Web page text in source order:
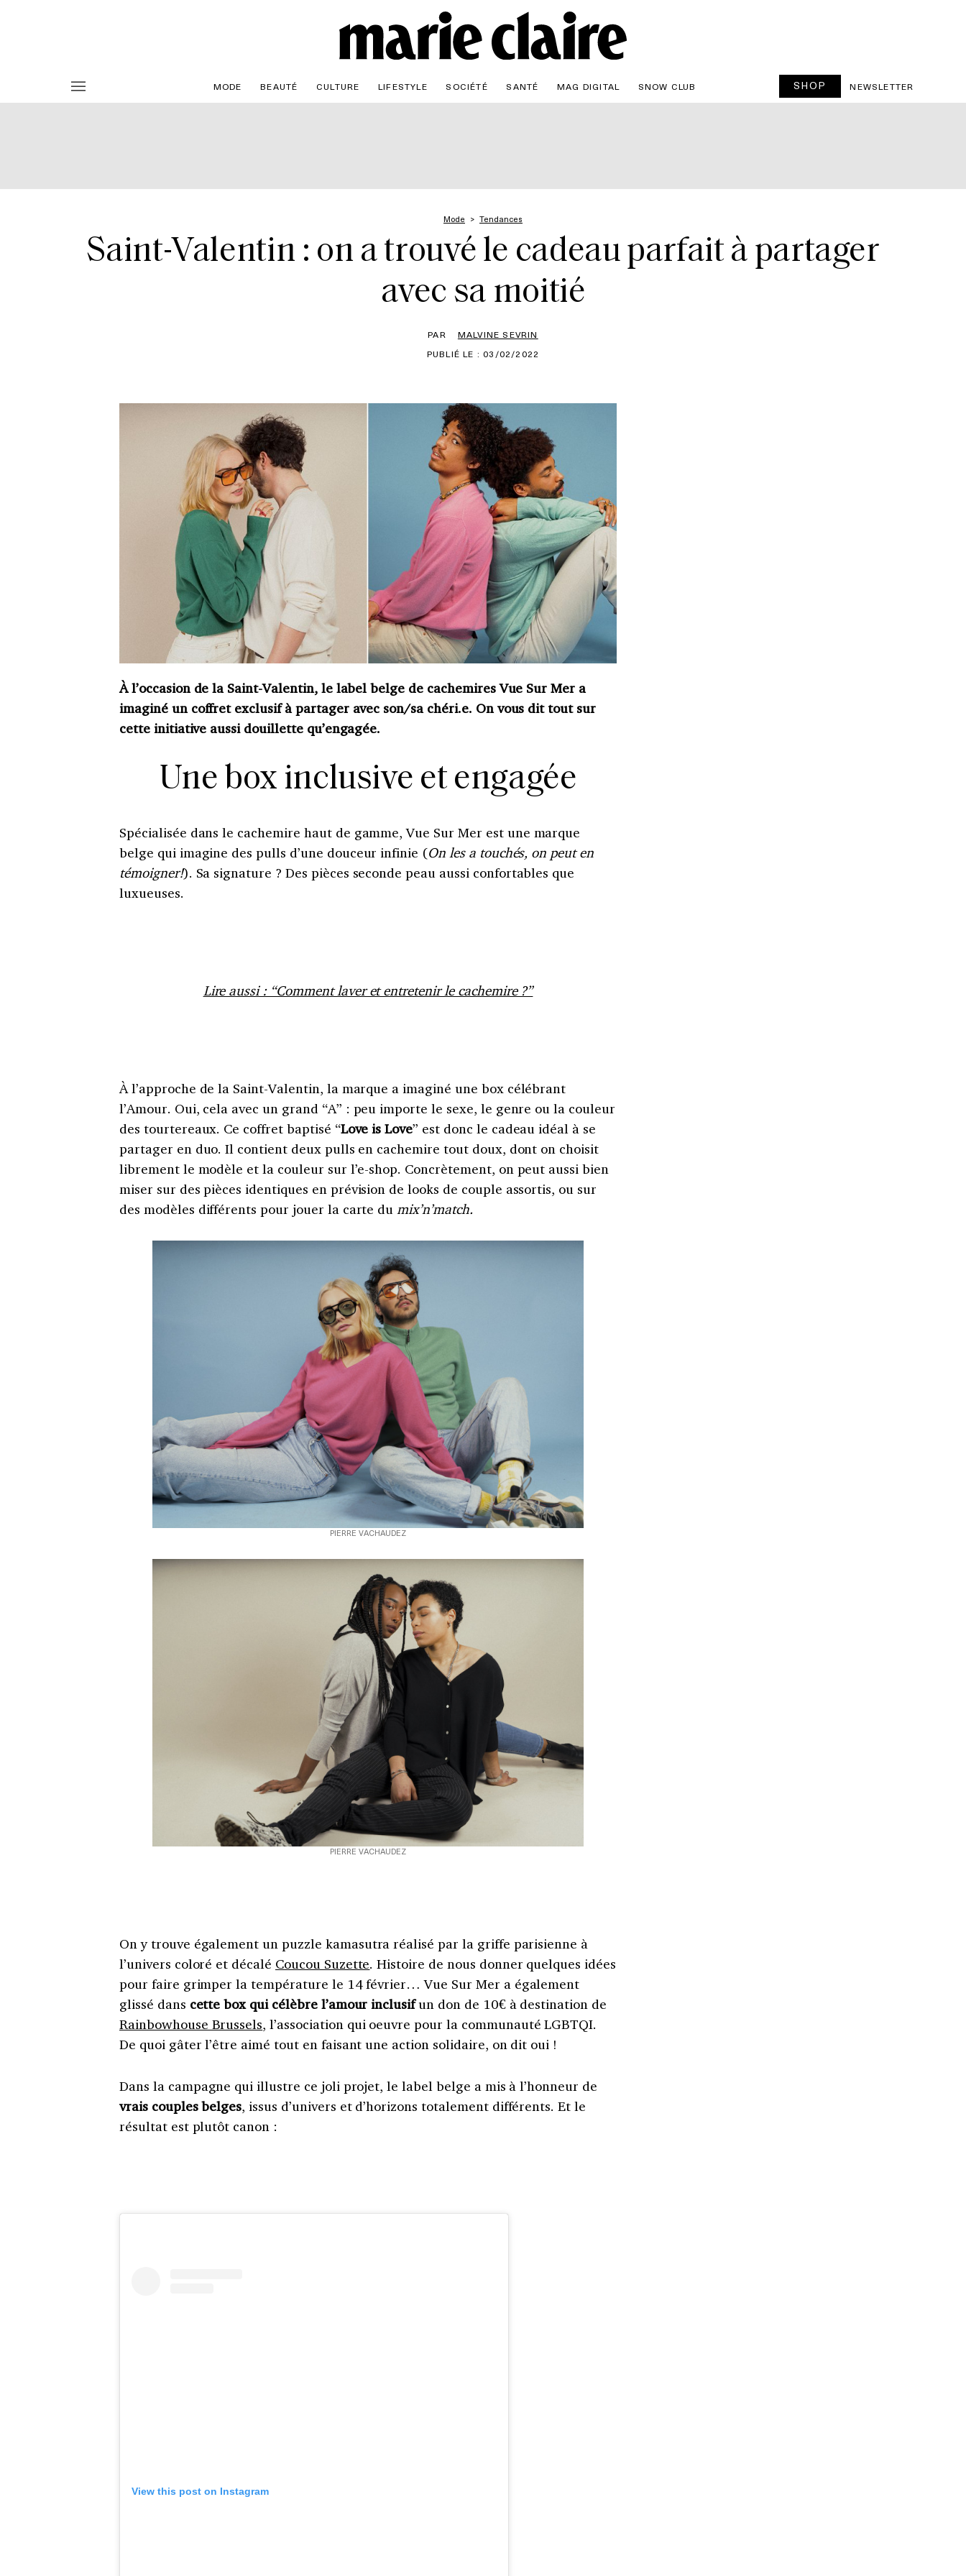
MODE BEAUTÉ CULTURE LIFESTYLE SOCIÉTÉ SANTÉ MAG DIGITAL SNOW CLUB SHOP NEWSLETTER
Mode Tendances
Saint-Valentin : on a trouvé le cadeau parfait à partager
avec sa moitié
PAR
MALVINE SEVRIN
PUBLIÉ LE : 03/02/2022
À l’occasion de la Saint-Valentin, le label belge de cachemires Vue Sur Mer a
imaginé un coffret exclusif à partager avec son/sa chéri.e. On vous dit tout sur
cette initiative aussi douillette qu’engagée.
Une box inclusive et engagée
Spécialisée dans le cachemire haut de gamme, Vue Sur Mer est une marque
belge qui imagine des pulls d’une douceur infinie (On les a touchés, on peut en
témoigner!). Sa signature ? Des pièces seconde peau aussi confortables que
luxueuses.
Lire aussi : “Comment laver et entretenir le cachemire ?”
À l’approche de la Saint-Valentin, la marque a imaginé une box célébrant
l’Amour. Oui, cela avec un grand “A” : peu importe le sexe, le genre ou la couleur
des tourtereaux. Ce coffret baptisé “Love is Love” est donc le cadeau idéal à se
partager en duo. Il contient deux pulls en cachemire tout doux, dont on choisit
librement le modèle et la couleur sur l’e-shop. Concrètement, on peut aussi bien
miser sur des pièces identiques en prévision de looks de couple assortis, ou sur
des modèles différents pour jouer la carte dumix’n’match.
PIERRE VACHAUDEZ
PIERRE VACHAUDEZ
On y trouve également un puzzle kamasutra réalisé par la griffe parisienne à
l’univers coloré et décalé Coucou Suzette. Histoire de nous donner quelques idées
pour faire grimper la température le 14 février… Vue Sur Mer a également
glissé dans cette box qui célèbre l’amour inclusifun don de 10€ à destination de
Rainbowhouse Brussels, l’association qui oeuvre pour la communauté LGBTQI.
De quoi gâter l’être aimé tout en faisant une action solidaire, on dit oui !
Dans la campagne qui illustre ce joli projet, le label belge a mis à l’honneur de
vrais couples belges, issus d’univers et d’horizons totalement différents. Et le
résultat est plutôt canon :
View this post on Instagram